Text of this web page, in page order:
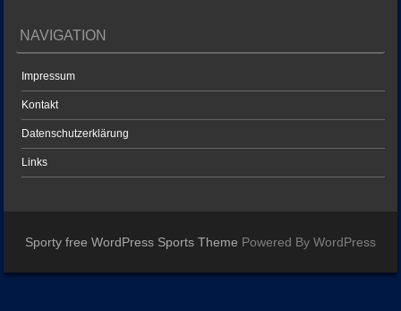
NAVIGATION
Impressum
Kontakt
Datenschutzerklärung
Links
Sporty free WordPress Sports Theme Powered By WordPress